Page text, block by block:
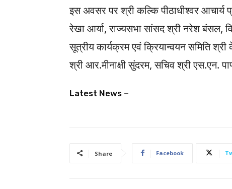
इस अवसर पर श्री कल्कि पीठाधीश्वर आचार्य
रेखा आर्या, राज्यसभा सांसद श्री नरेश बंसल,
सूत्रीय कार्यक्रम एवं क्रियान्वयन समिति
श्री आर.मीनाक्षी सुंदरम, सचिव श्री एस.एन.
Latest News –
Share Facebook